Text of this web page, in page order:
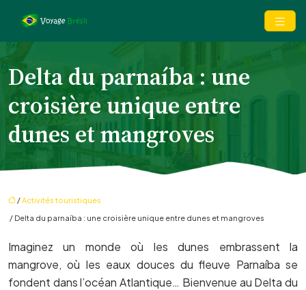
Delta du parnaíba : une
croisière unique entre
dunes et mangroves
/Activités touristiques
/ Delta du parnaíba : une croisière unique entre dunes et mangroves
Imaginez un monde où les dunes embrassent la
mangrove, où les eaux douces du fleuve Parnaíba se
fondent dans l’océan Atlantique… Bienvenue au Delta du